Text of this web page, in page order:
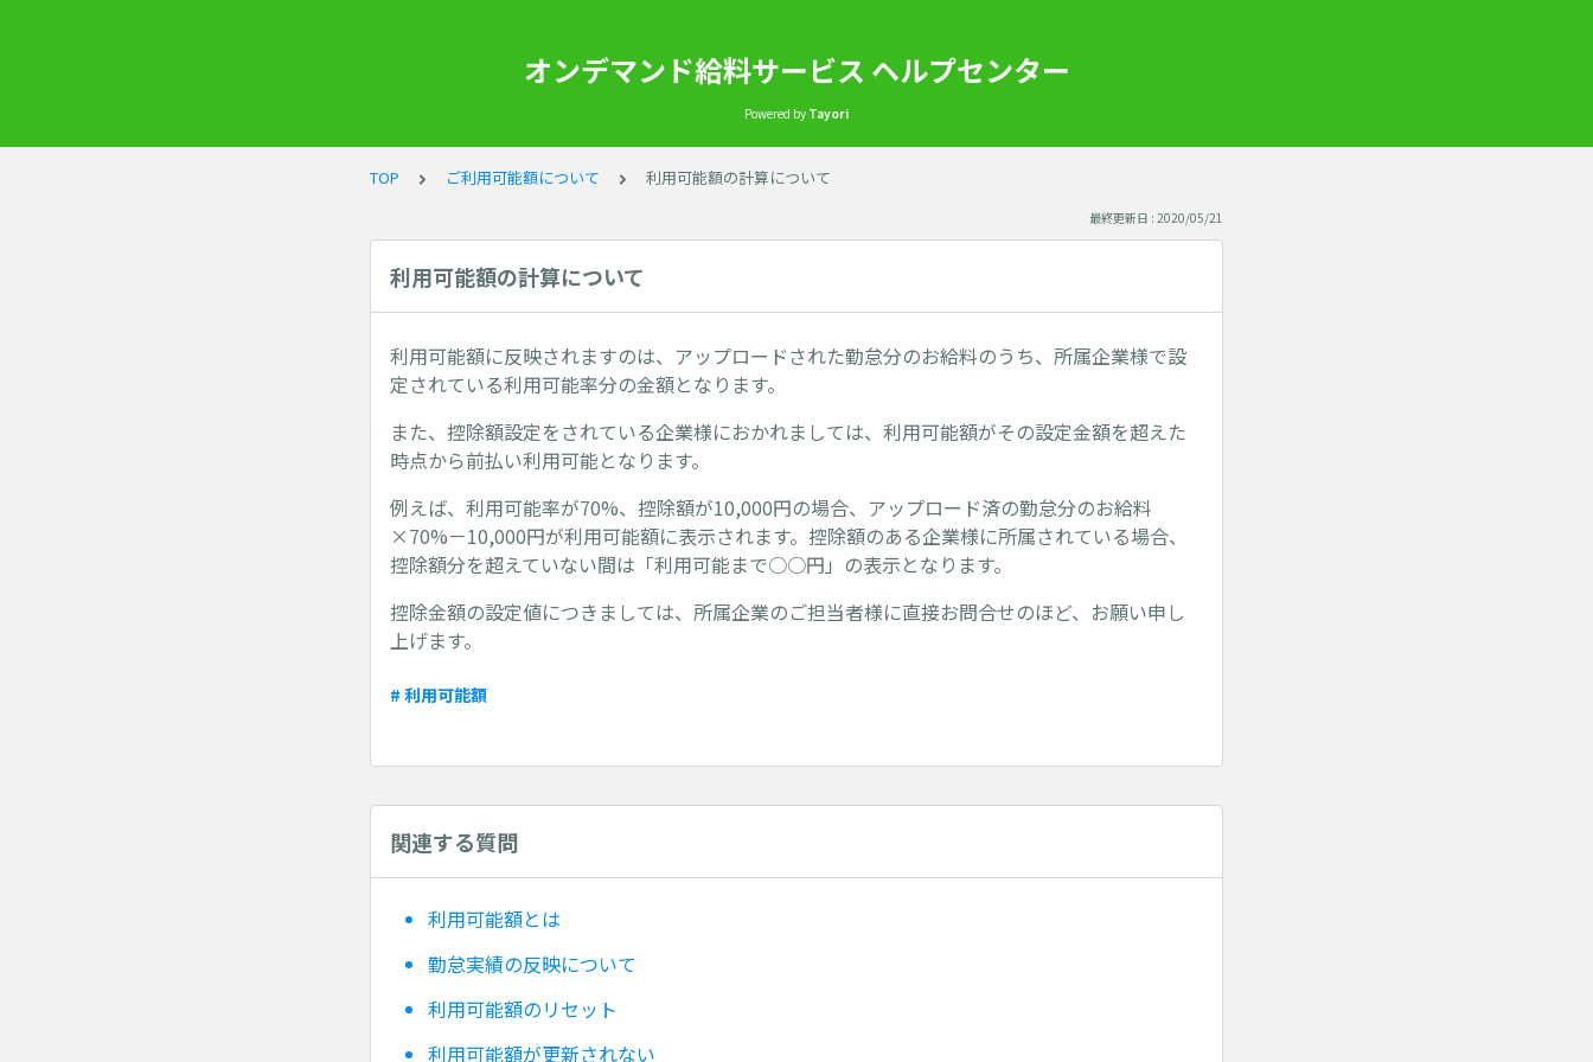
オンデマンド給料サービス ヘルプセンター
Powered by Tayori
TOP ご利用可能額について 利用可能額の計算について
最終更新日 : 2020/05/21
利用可能額の計算について
利用可能額に反映されますのは、アップロードされた勤怠分のお給料のうち、所属企業様で設
定されている利用可能率分の金額となります。
また、控除額設定をされている企業様におかれましては、利用可能額がその設定金額を超えた
時点から前払い利用可能となります。
例えば、利用可能率が70%、控除額が10,000円の場合、アップロード済の勤怠分のお給料
×70%－10,000円が利用可能額に表示されます。控除額のある企業様に所属されている場合、
控除額分を超えていない間は「利用可能まで○○円」の表示となります。
控除金額の設定値につきましては、所属企業のご担当者様に直接お問合せのほど、お願い申し
上げます。
# 利用可能額
関連する質問
利用可能額とは
勤怠実績の反映について
利用可能額のリセット
利用可能額が更新されない